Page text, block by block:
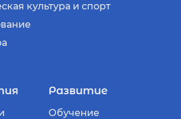
культура и спорт
Развитие
Обучение